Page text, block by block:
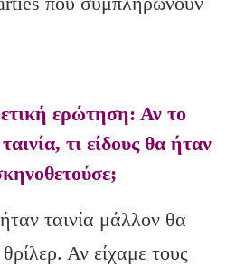
ερώτηση: Αν το
τι είδους θα ήταν
ταινία μάλλον θα
Αν είχαμε τους